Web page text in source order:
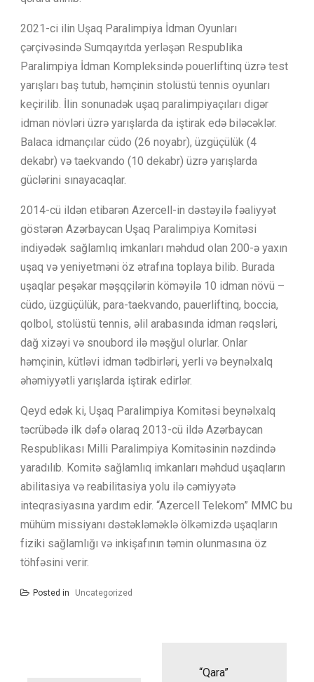
2021-ci ilin Uşaq Paralimpiya İdman Oyunları
çərçivəsində Sumqayıtda yerləşən Respublika
Paralimpiya İdman Kompleksində pouerliftinq üzrə test
yarışları baş tutub, həmçinin stolüstü tennis oyunları
keçirilib. İlin sonunadək uşaq paralimpiyaçıları digər
idman növləri üzrə yarışlarda da iştirak edə biləcəklər.
Balaca idmançılar cüdo (26 noyabr), üzgüçülük (4
dekabr) və taekvando (10 dekabr) üzrə yarışlarda
güclərini sınayacaqlar.
2014-cü ildən etibarən Azercell-in dəstəyilə fəaliyyət
göstərən Azərbaycan Uşaq Paralimpiya Komitəsi
indiyədək sağlamlıq imkanları məhdud olan 200-ə yaxın
uşaq və yeniyetməni öz ətrafına toplaya bilib. Burada
uşaqlar peşəkar məşqçilərin köməyilə 10 idman növü –
cüdo, üzgüçülük, para-taekvando, pauerliftinq, boccia,
qolbol, stolüstü tennis, əlil arabasında idman rəqsləri,
dağ xizəyi və snoubord ilə məşğul olurlar. Onlar
həmçinin, kütləvi idman tədbirləri, yerli və beynəlxalq
əhəmiyyətli yarışlarda iştirak edirlər.
Qeyd edək ki, Uşaq Paralimpiya Komitəsi beynəlxalq
təcrübədə ilk dəfə olaraq 2013-cü ildə Azərbaycan
Respublikası Milli Paralimpiya Komitəsinin nəzdində
yaradılıb. Komitə sağlamlıq imkanları məhdud uşaqların
abilitasiya və reabilitasiya yolu ilə cəmiyyətə
inteqrasiyasına yardım edir. “Azercell Telekom” MMC bu
mühüm missiyanı dəstəkləməklə ölkəmizdə uşaqların
fiziki sağlamlığı və inkişafının təmin olunmasına öz
töhfəsini verir.
Posted in Uncategorized
“Qara”